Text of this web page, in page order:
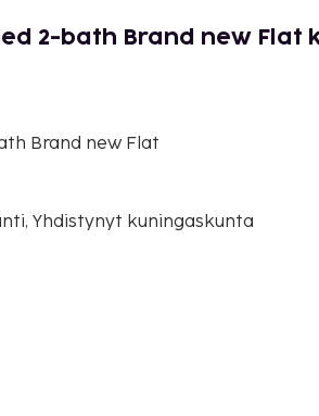
2-bath Brand new Flat
Brand new Flat
Yhdistynyt kuningaskunta